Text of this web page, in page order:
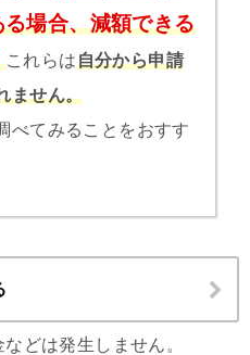
場合、減額できる
これらは自分から申請
ません。
べてみることをおすす
どは発生しません。